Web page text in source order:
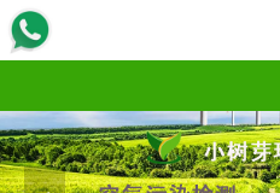
首页 服务范围服务流程工程案例
产